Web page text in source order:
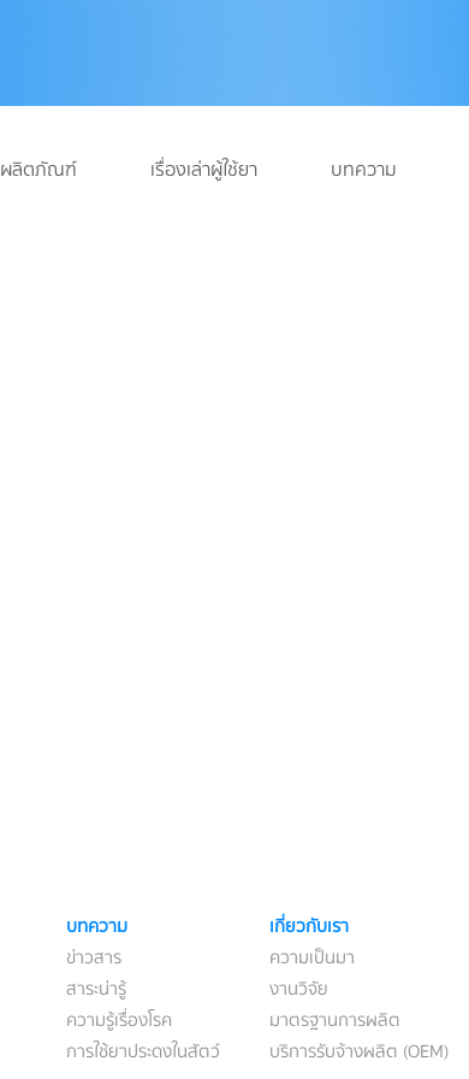
ผลิตภัณฑ์ เรื่องเล่าผู้ใช้ยา บทความ
บทความ
ข่าวสาร
สาระน่ารู้
ความรู้เรื่องโรค
การใช้ยาประดงในสัตว์
เกี่ยวกับเรา
ความเป็นมา
งานวิจัย
มาตรฐานการผลิต
บริการรับจ้างผลิต (OEM)